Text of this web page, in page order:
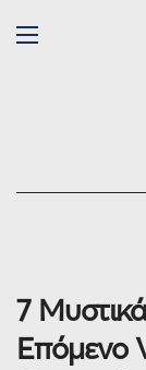
7
Επόμενο